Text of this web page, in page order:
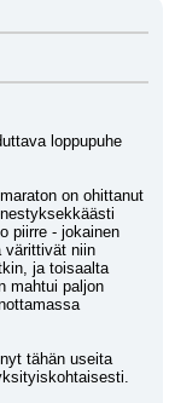
loppupuhe
on ohittanut
piirre - jokainen
värittivät niin
ja toisaalta
mahtui paljon
tähän useita